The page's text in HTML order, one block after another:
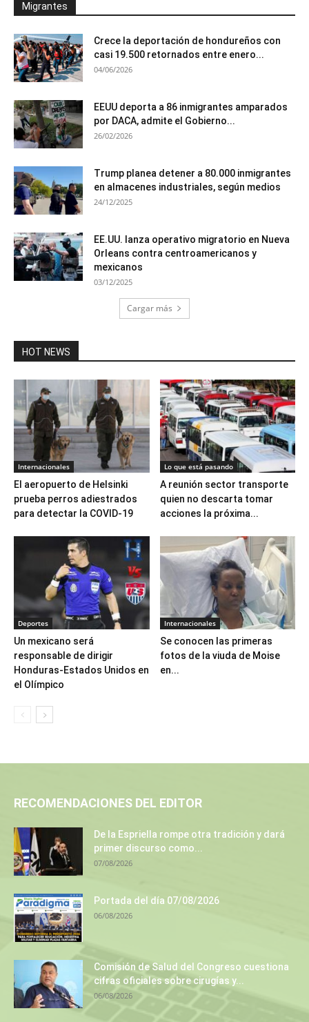
Migrantes
Crece la deportación de hondureños con
casi 19.500 retornados entre enero...
04/06/2026
EEUU deporta a 86 inmigrantes amparados
por DACA, admite el Gobierno...
26/02/2026
Trump planea detener a 80.000 inmigrantes
en almacenes industriales, según medios
24/12/2025
EE.UU. lanza operativo migratorio en Nueva
Orleans contra centroamericanos y
mexicanos
03/12/2025
Cargar más
HOT NEWS
Internacionales
El aeropuerto de Helsinki
prueba perros adiestrados
para detectar la COVID-19
Lo que está pasando
A reunión sector transporte
quien no descarta tomar
acciones la próxima...
Deportes
Un mexicano será
responsable de dirigir
Honduras-Estados Unidos en
el Olímpico
Internacionales
Se conocen las primeras
fotos de la viuda de Moise
en...
RECOMENDACIONES DEL EDITOR
De la Espriella rompe otra tradición y dará
primer discurso como...
07/08/2026
Portada del día 07/08/2026
06/08/2026
Comisión de Salud del Congreso cuestiona
cifras oficiales sobre cirugías y...
06/08/2026